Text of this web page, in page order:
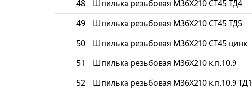
48 Шпилька резьбовая М36Х210 СТ45 ТД4
49 Шпилька резьбовая М36Х210 СТ45 ТД5
50 Шпилька резьбовая М36Х210 СТ45 цинк
51 Шпилька резьбовая М36Х210 к.п.10.9
52 Шпилька резьбовая М36Х210 к.п.10.9 ТД1